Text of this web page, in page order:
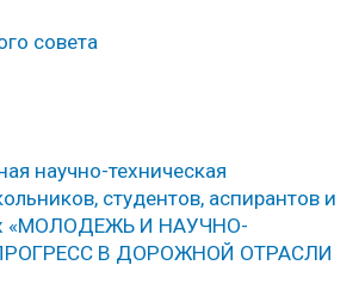
совета
научно-техническая
студентов, аспирантов и
«МОЛОДЕЖЬ И НАУЧНО-
В ДОРОЖНОЙ ОТРАСЛИ